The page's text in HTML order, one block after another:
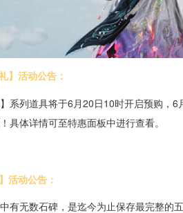
】活动公告：
】系列道具将于6月20日10时开启预购，
具体详情可至特惠面板中进行查看。
活动公告：
有无数石碑，是迄今为止保存最完整的